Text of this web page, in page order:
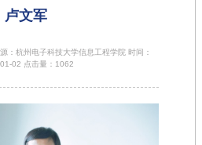
卢文军
：杭州电子科技大学信息工程学院 时间：
02 点击量： 1062